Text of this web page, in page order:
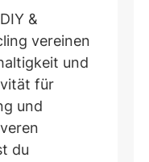
DIY &
vereinen
und
für
und
du